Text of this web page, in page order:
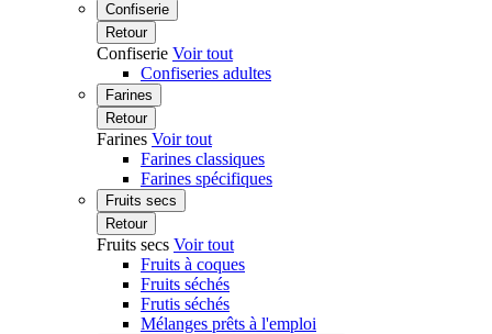
Confiserie
Retour
Confiserie Voir tout
Confiseries adultes
Farines
Retour
Farines Voir tout
Farines classiques
Farines spécifiques
Fruits secs
Retour
Fruits secs Voir tout
Fruits à coques
Fruits séchés
Frutis séchés
Mélanges prêts à l'emploi